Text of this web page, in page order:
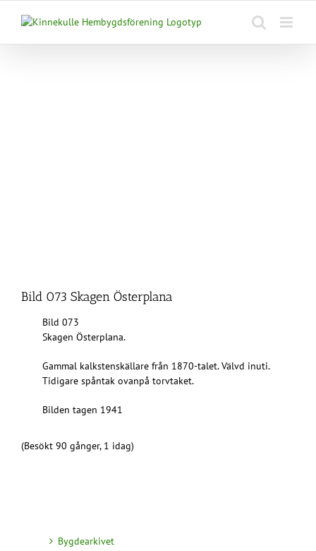
Bild 073 Skagen Österplana
Bild 073
Skagen Österplana.
Gammal kalkstenskällare från 1870-talet. Välvd inuti.
Tidigare spåntak ovanpå torvtaket.
Bilden tagen 1941
(Besökt 90 gånger, 1 idag)
Bygdearkivet